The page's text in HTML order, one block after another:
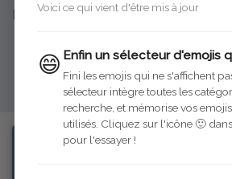
Voici ce qui vient d'être mis à jour
😄 Enfin un sélecteur d'emojis
Fini les emojis qui ne s'affichent
sélecteur intègre toutes les
recherche, et mémorise vos
utilisés. Cliquez sur l'icône 🙂
pour l'essayer !
Bienvenue sur le nouveau forum du
Venez échanger ici sur votre
refabrications...
Pour toute question, n'hésitez pas à